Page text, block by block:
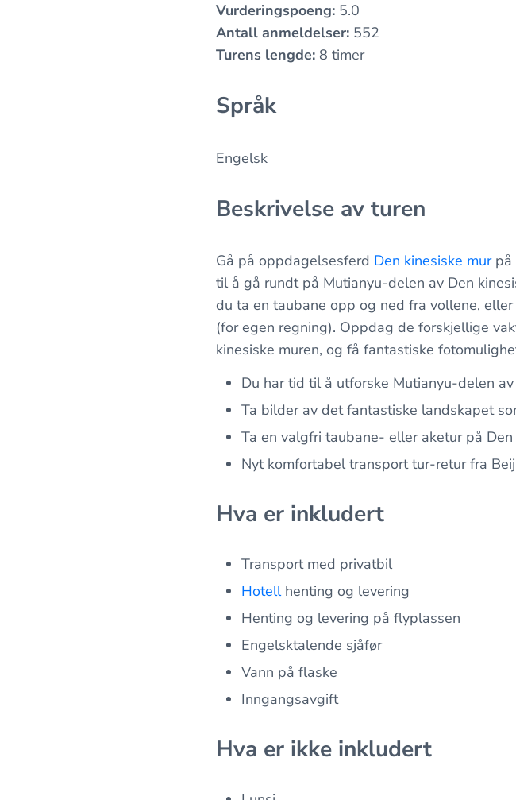
Vurderingspoeng: 5.0
Antall anmeldelser: 552
Turens lengde: 8 timer
Språk
Engelsk
Beskrivelse av turen
Gå på oppdagelsesferd Den kinesiske murpå
til å gå rundt på Mutianyu-delen av Den
du ta en taubane opp og ned fra vollene,
(for egen regning). Oppdag de forskjellige
kinesiske muren, og få fantastiske
Du har tid til å utforske Mutianyu-delen
Ta bilder av det fantastiske landskapet
Ta en valgfri taubane- eller aketur på
Nyt komfortabel transport tur-retur fra
Hva er inkludert
Transport med privatbil
Hotellhenting og levering
Henting og levering på flyplassen
Engelsktalende sjåfør
Vann på flaske
Inngangsavgift
Hva er ikke inkludert